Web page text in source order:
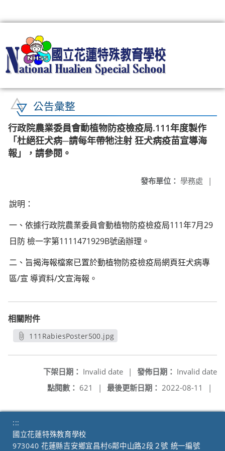
公告彙整
行政院農業委員會動植物防疫檢疫局.111年度製作
「杜絕狂犬病─請每年帶牠注射 狂犬病疫苗宣導海
報」，請參閱。
發布單位： 學務處 |
說明：
一、依據行政院農業委員會動植物防疫檢疫局111年7月29
日防 檢一字第1111471929B號函辦理。
二、旨揭海報檔案已置於動植物防疫檢疫局網頁狂犬病專
區/宣 導資料/文宣海報。
相關附件
111RabiesPoster500.jpg
發佈日期： Invalid date
下架日期： Invalid date
|
最後更新日期： 2022-08-11 |
點閱數： 621 |
:::
國立花蓮特殊教育學校
973040 花蓮縣吉安鄉宜昌村6鄰中山路2段２號 統一編號